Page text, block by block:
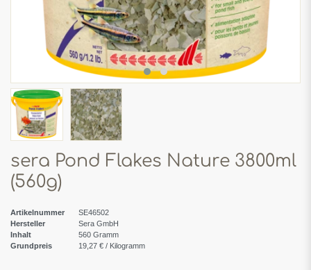
sera Pond Flakes Nature 3800ml
(560g)
Artikelnummer
SE46502
Hersteller
Sera GmbH
Inhalt
560 Gramm
Grundpreis
19,27 € / Kilogramm